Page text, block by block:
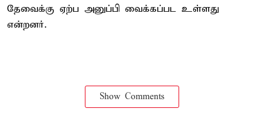
தேவைக்கு ஏற்ப அனுப்பி வைக்கப்பட உள்ளது
என்றனர்.
Show Comments